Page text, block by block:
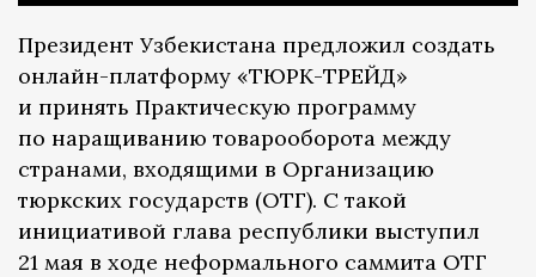
Президент Узбекистана предложил создать
онлайн-платформу «ТЮРК-ТРЕЙД»
и принять Практическую программу
по наращиванию товарооборота между
странами, входящими в Организацию
тюркских государств (ОТГ). С такой
инициативой глава республики выступил
21 мая в ходе неформального саммита ОТГ